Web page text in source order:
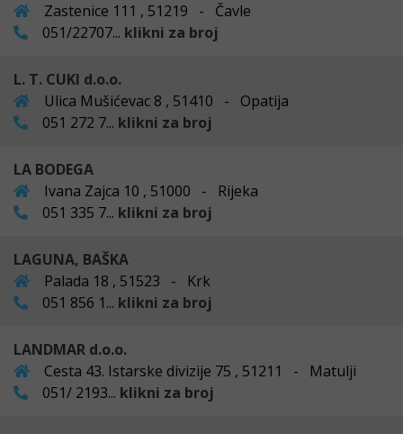
Zastenice 111 , 51219 - Čavle
051/22707... klikni za broj
L. T. CUKI d.o.o.
Ulica Mušićevac 8 , 51410 - Opatija
051 272 7... klikni za broj
LA BODEGA
Ivana Zajca 10 , 51000 - Rijeka
051 335 7... klikni za broj
LAGUNA, BAŠKA
Palada 18 , 51523 - Krk
051 856 1... klikni za broj
LANDMAR d.o.o.
Cesta 43. Istarske divizije 75 , 51211 - Matulji
051/ 2193... klikni za broj